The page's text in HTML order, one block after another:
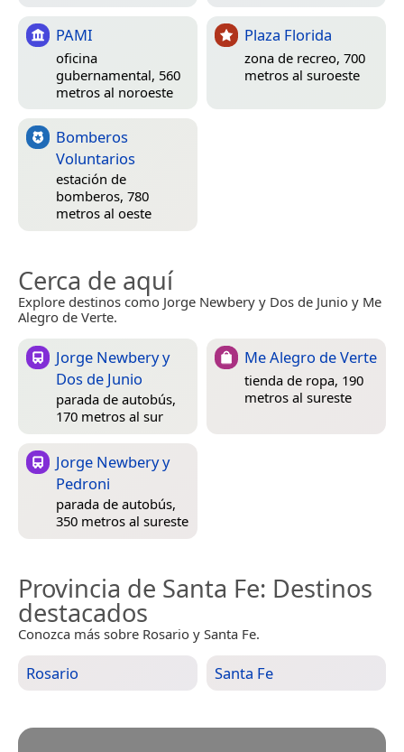
PAMI
oficina
gubernamental, 560
metros al noroeste
Plaza Florida
zona de recreo, 700
metros al suroeste
Bomberos
Voluntarios
estación de
bomberos, 780
metros al oeste
Cerca de aquí
Explore destinos como Jorge Newbery y Dos de Junio y Me
Alegro de Verte.
Jorge Newbery y
Dos de Junio
parada de autobús,
170 metros al sur
Me Alegro de Verte
tienda de ropa, 190
metros al sureste
Jorge Newbery y
Pedroni
parada de autobús,
350 metros al sureste
Provincia de Santa Fe: Destinos
destacados
Conozca más sobre Rosario y Santa Fe.
Rosario Santa Fe